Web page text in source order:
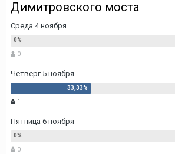
Димитровского моста
Среда 4 ноября
0
Четверг 5 ноября
1
Пятница 6 ноября
0